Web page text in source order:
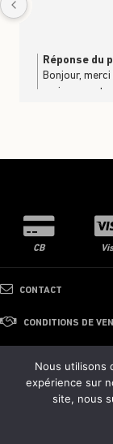
Réponse du
Bonjour,
ravis que
CB
CONTACT
CONDITIONS DE
©
Nous utilisons
expérience sur
site, nous